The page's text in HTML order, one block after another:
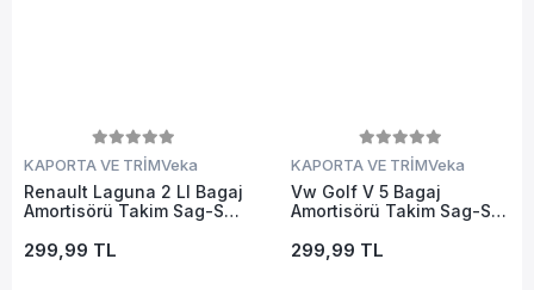
KAPORTA VE TRİMVeka
Renault Laguna 2 Ll Bagaj
Amortisörü Takim Sag-Sol
299,99 TL
KAPORTA VE TRİMVeka
Vw Golf V 5 Bagaj
Amortisörü Takim Sag-Sol
299,99 TL